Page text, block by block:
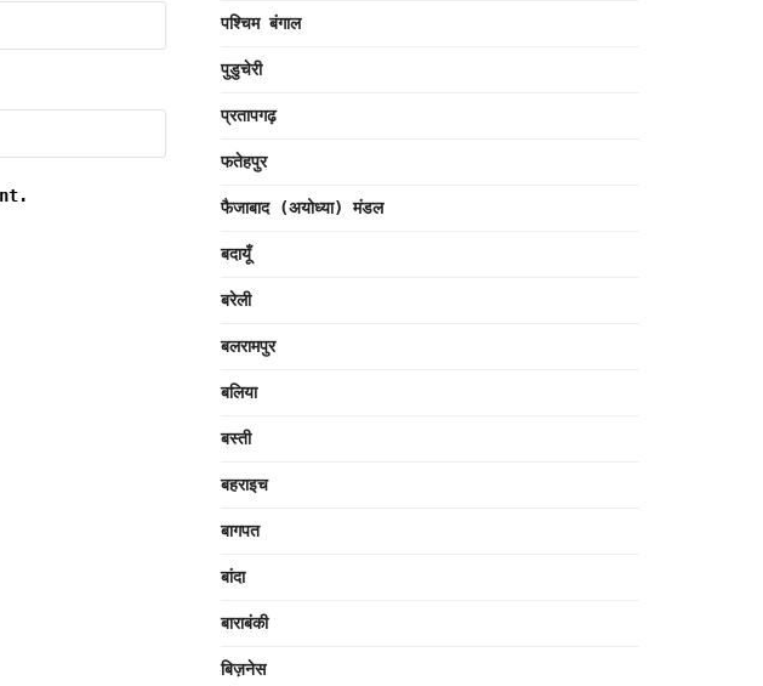
पश्चिम बंगाल
पुडुचेरी
प्रतापगढ़
फतेहपुर
फैजाबाद (अयोध्या) मंडल
बदायूँ
बरेली
बलरामपुर
बलिया
बस्ती
बहराइच
बागपत
बांदा
बाराबंकी
बिज़नेस